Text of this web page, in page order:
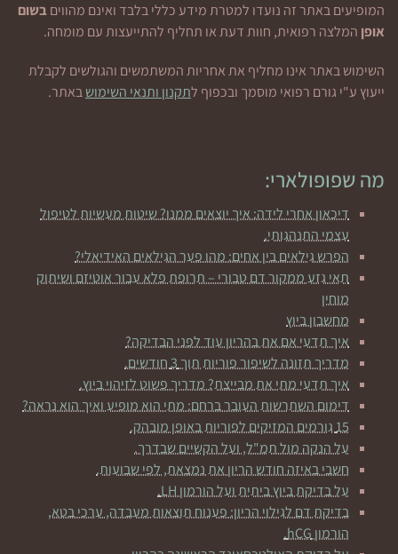
המופיעים באתר זה נועדו למטרת מידע כללי בלבד ואינם מהוויםבשום
אופן המלצה רפואית, חוות דעת או תחליף להתייעצות עם מומחה.
השימוש באתר אינו מחליף את אחריות המשתמשים והגולשים לקבלת
ייעוץ ע"י גורם רפואי מוסמך ובכפוף לתקנון ותנאי השימושבאתר.
מה שפופולארי:
דיכאון אחרי לידה: איך יוצאים ממנו? שיטות מעשיות לטיפול
עצמי התנהגותי.
הפרש גילאים בין אחים: מהו פער הגילאים האידיאלי?
תאי גזע ממקור דם טבורי – תרופת פלא עבור אוטיזם ושיתוק
מוחין
מחשבון ביוץ
איך תדעי אם את בהריון עוד לפני הבדיקה?
מדריך תזונה לשיפור פוריות תוך 3 חודשים.
איך תדעי מתי את מבייצת? מדריך פשוט לזיהוי ביוץ.
דימום השתרשות העובר ברחם: מתי הוא מופיע ואיך הוא נראה?
15 גורמים המזיקים לפוריות באופן מובהק.
על הנקה מול תמ"ל, ועל הקשיים שבדרך.
חשבי באיזה חודש הריון את נמצאת, לפי שבועות.
על בדיקת ביוץ ביתית ועל הורמון LH.
בדיקת דם לגילוי הריון: פענוח תוצאות מעבדה, ערכי בטא,
הורמון hCG.